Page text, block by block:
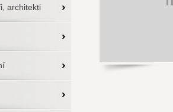
architekti